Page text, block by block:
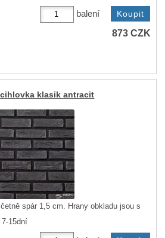
balení
873CZK
klasik antracit
spár 1,5 cm. Hrany obkladu jsou s
7-15dní